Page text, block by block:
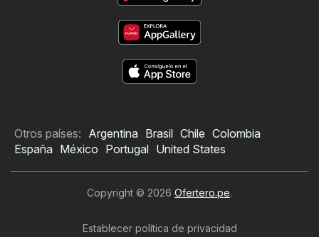
Otros países: Argentina Brasil Chile Colombia
España México Portugal United States
Copyright © 2026 Ofertero.pe.
Establecer política de privacidad